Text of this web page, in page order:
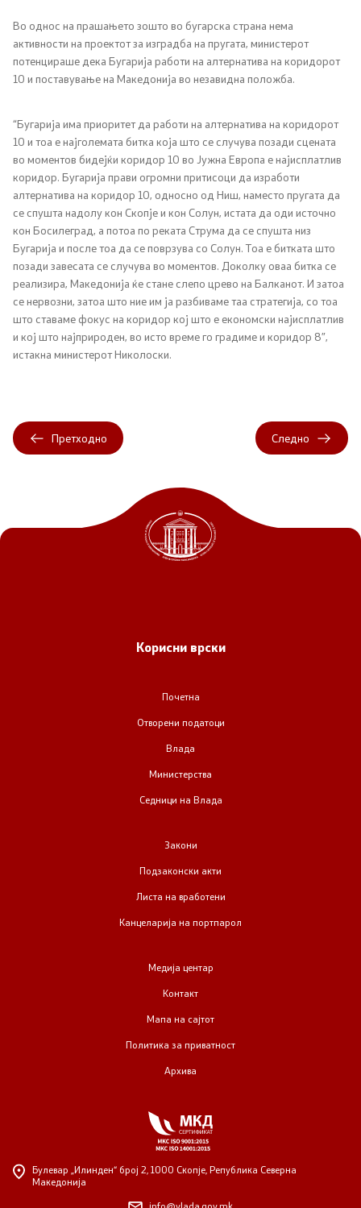
Сервисни информации
Антикорупција
Организација и систематизација
Регулатива
Отворени податоци
Контакт
Контакт
Изјава за пристапност
Со еден клик до сите услуги
Во однос на прашањето зошто во бугарска страна нема
активности на проектот за изградба на пругата, министерот
потенцираше дека Бугарија работи на алтернатива на коридорот
10 и поставување на Македонија во незавидна положба.
“Бугарија има приоритет да работи на алтернатива на коридорот
10 и тоа е најголемата битка која што се случува позади сцената
во моментов бидејќи коридор 10 во Јужна Европа е најисплатлив
коридор. Бугарија прави огромни притисоци да изработи
алтернатива на коридор 10, односно од Ниш, наместо пругата да
се спушта надолу кон Скопје и кон Солун, истата да оди источно
кон Босилеград, а потоа по реката Струма да се спушта низ
Бугарија и после тоа да се поврзува со Солун. Тоа е битката што
позади завесата се случува во моментов. Доколку оваа битка се
реализира, Македонија ќе стане слепо црево на Балканот. И затоа
се нервозни, затоа што ние им ја разбиваме таа стратегија, со тоа
што ставаме фокус на коридор кој што е економски најисплатлив
и кој што најприроден, во исто време го градиме и коридор 8”,
истакна министерот Николоски.
Претходно Следно
Корисни врски
Почетна
Отворени податоци
Влада
Министерства
Седници на Влада
Закони
Подзаконски акти
Листа на вработени
Канцеларија на портпарол
Медија центар
Контакт
Мапа на сајтот
Политика за приватност
Архива
Булевар „Илинден“ број 2, 1000 Скопје, Република Северна
Македонија
info@vlada.gov.mk